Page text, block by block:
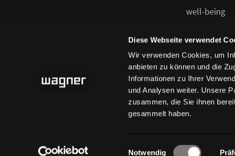
Diese Webseite verwendet
Wir verwenden Cookies, um
anbieten zu können und die
Informationen zu Ihrer
und Analysen weiter. Unsere
zusammen, die Sie ihnen
gesammelt haben.
Einwilligungsauswahl
Notwendig
well-being